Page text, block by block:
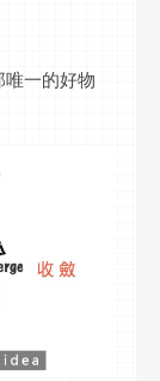
一的好物